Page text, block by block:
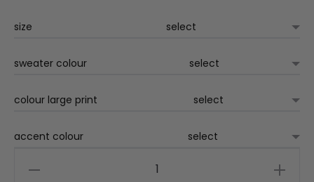
size
sweater colour
colour large print
accent colour